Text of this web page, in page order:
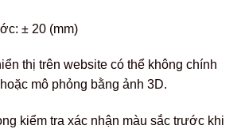
± 20 (mm)
thị trên website có thể không chính
mô phỏng bằng ảnh 3D.
kiểm tra xác nhận màu sắc trước khi